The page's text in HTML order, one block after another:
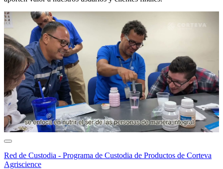
Red de Custodia - Programa de Custodia de Productos de Corteva
Agriscience